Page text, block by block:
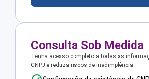
Consulta Sob Medida
Tenha acesso completo a todas as
CNPJ e reduza riscos de inadimplência.